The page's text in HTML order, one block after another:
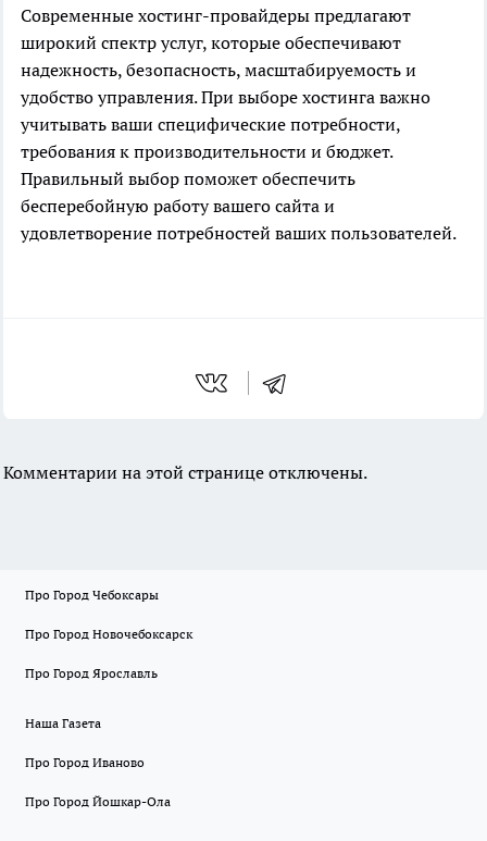
Современные хостинг-провайдеры предлагают
широкий спектр услуг, которые обеспечивают
надежность, безопасность, масштабируемость и
удобство управления. При выборе хостинга важно
учитывать ваши специфические потребности,
требования к производительности и бюджет.
Правильный выбор поможет обеспечить
бесперебойную работу вашего сайта и
удовлетворение потребностей ваших пользователей.
Комментарии на этой странице отключены.
Про Город Чебоксары
Про Город Новочебоксарск
Про Город Ярославль
Наша Газета
Про Город Иваново
Про Город Йошкар-Ола